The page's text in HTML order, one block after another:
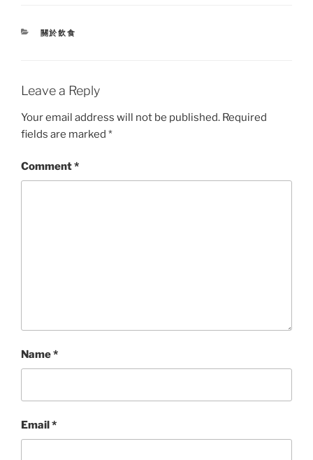
CATEGORIES
關於飲食
Leave a Reply
Your email address will not be published. Required
fields are marked *
Comment*
Name*
Email*